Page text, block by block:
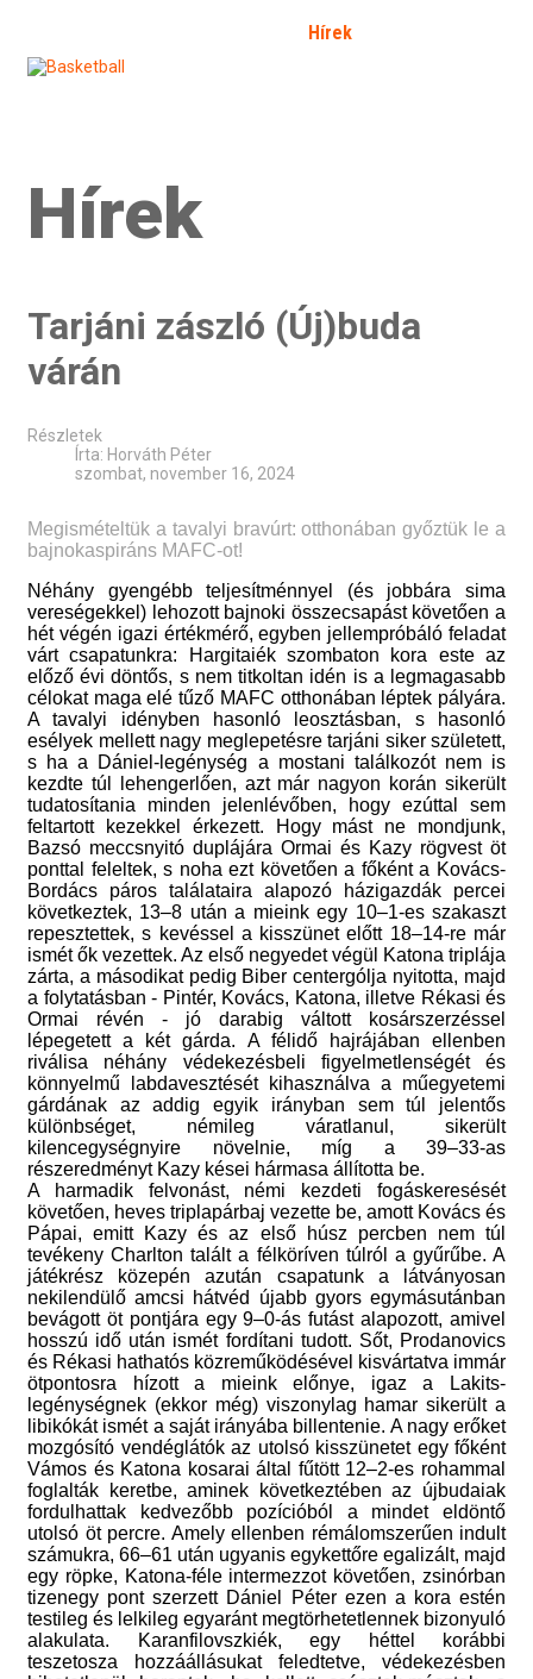
Hírek
Hírek
Tarjáni zászló (Új)buda
várán
Részletek
Írta: Horváth Péter
szombat, november 16, 2024
Megismételtük a tavalyi bravúrt: otthonában győztük le a
bajnokaspiráns MAFC-ot!
Néhány gyengébb teljesítménnyel (és jobbára sima
vereségekkel) lehozott bajnoki összecsapást követően a
hét végén igazi értékmérő, egyben jellempróbáló feladat
várt csapatunkra: Hargitaiék szombaton kora este az
előző évi döntős, s nem titkoltan idén is a legmagasabb
célokat maga elé tűző MAFC otthonában léptek pályára.
A tavalyi idényben hasonló leosztásban, s hasonló
esélyek mellett nagy meglepetésre tarjáni siker született,
s ha a Dániel-legénység a mostani találkozót nem is
kezdte túl lehengerlően, azt már nagyon korán sikerült
tudatosítania minden jelenlévőben, hogy ezúttal sem
feltartott kezekkel érkezett. Hogy mást ne mondjunk,
Bazsó meccsnyitó duplájára Ormai és Kazy rögvest öt
ponttal feleltek, s noha ezt követően a főként a Kovács-
Bordács páros találataira alapozó házigazdák percei
következtek, 13–8 után a mieink egy 10–1-es szakaszt
repesztettek, s kevéssel a kisszünet előtt 18–14-re már
ismét ők vezettek. Az első negyedet végül Katona triplája
zárta, a másodikat pedig Biber centergólja nyitotta, majd
a folytatásban - Pintér, Kovács, Katona, illetve Rékasi és
Ormai révén - jó darabig váltott kosárszerzéssel
lépegetett a két gárda. A félidő hajrájában ellenben
riválisa néhány védekezésbeli figyelmetlenségét és
könnyelmű labdavesztését kihasználva a műegyetemi
gárdának az addig egyik irányban sem túl jelentős
különbséget, némileg váratlanul, sikerült
kilencegységnyire növelnie, míg a 39–33-as
részeredményt Kazy kései hármasa állította be.
A harmadik felvonást, némi kezdeti fogáskeresését
követően, heves triplapárbaj vezette be, amott Kovács és
Pápai, emitt Kazy és az első húsz percben nem túl
tevékeny Charlton talált a félköríven túlról a gyűrűbe. A
játékrész közepén azután csapatunk a látványosan
nekilendülő amcsi hátvéd újabb gyors egymásutánban
bevágott öt pontjára egy 9–0-ás futást alapozott, amivel
hosszú idő után ismét fordítani tudott. Sőt, Prodanovics
és Rékasi hathatós közreműködésével kisvártatva immár
ötpontosra hízott a mieink előnye, igaz a Lakits-
legénységnek (ekkor még) viszonylag hamar sikerült a
libikókát ismét a saját irányába billentenie. A nagy erőket
mozgósító vendéglátók az utolsó kisszünetet egy főként
Vámos és Katona kosarai által fűtött 12–2-es rohammal
foglalták keretbe, aminek következtében az újbudaiak
fordulhattak kedvezőbb pozícióból a mindet eldöntő
utolsó öt percre. Amely ellenben rémálomszerűen indult
számukra, 66–61 után ugyanis egykettőre egalizált, majd
egy röpke, Katona-féle intermezzot követően, zsinórban
tizenegy pont szerzett Dániel Péter ezen a kora estén
testileg és lelkileg egyaránt megtörhetetlennek bizonyuló
alakulata. Karanfilovszkiék, egy héttel korábbi
teszetosza hozzáállásukat feledtetve, védekezésben